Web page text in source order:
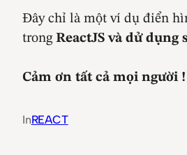
Đây chỉ là một ví dụ điển
trong ReactJS và dử dụng
Cảm ơn tất cả mọi người !
InREACT